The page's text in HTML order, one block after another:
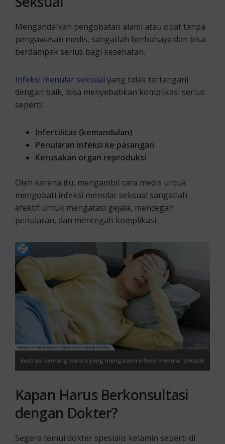
Mengandalkan pengobatan alami atau obat tanpa
pengawasan medis, sangatlah berbahaya dan bisa
berdampak serius bagi kesehatan.
Infeksi menular seksual yang tidak tertangani
dengan baik, bisa menyebabkan komplikasi serius
seperti:
Infertilitas (kemandulan)
Penularan infeksi ke pasangan
Kerusakan organ reproduksi
Oleh karena itu, mengambil cara medis untuk
mengobati infeksi menular seksual sangatlah
efektif untuk mengatasi gejala, mencegah
penularan, dan mencegah komplikasi.
Ilustrasi seorang wanita yang mengalami infeksi menular seksual
Kapan Harus Berkonsultasi
dengan Dokter?
Segera temui dokter spesialis kelamin seperti di